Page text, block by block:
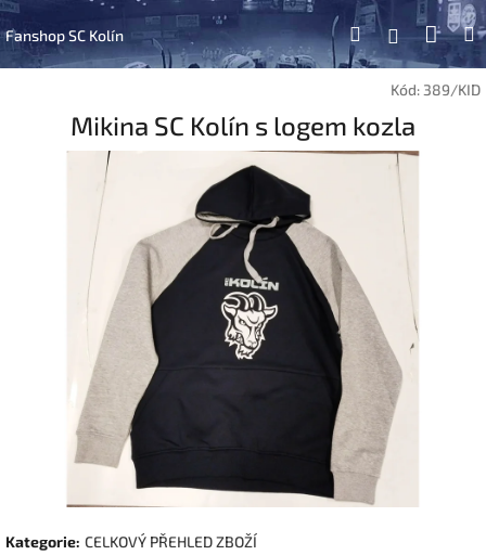
Přejít
na
obsah
Fanshop SC Kolín Hledat
Kód: 389/KID
Mikina SC Kolín s logem kozla
Kategorie: CELKOVÝ PŘEHLED ZBOŽÍ